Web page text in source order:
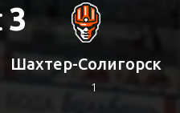
: 3
Шахтер-Солигорск
1